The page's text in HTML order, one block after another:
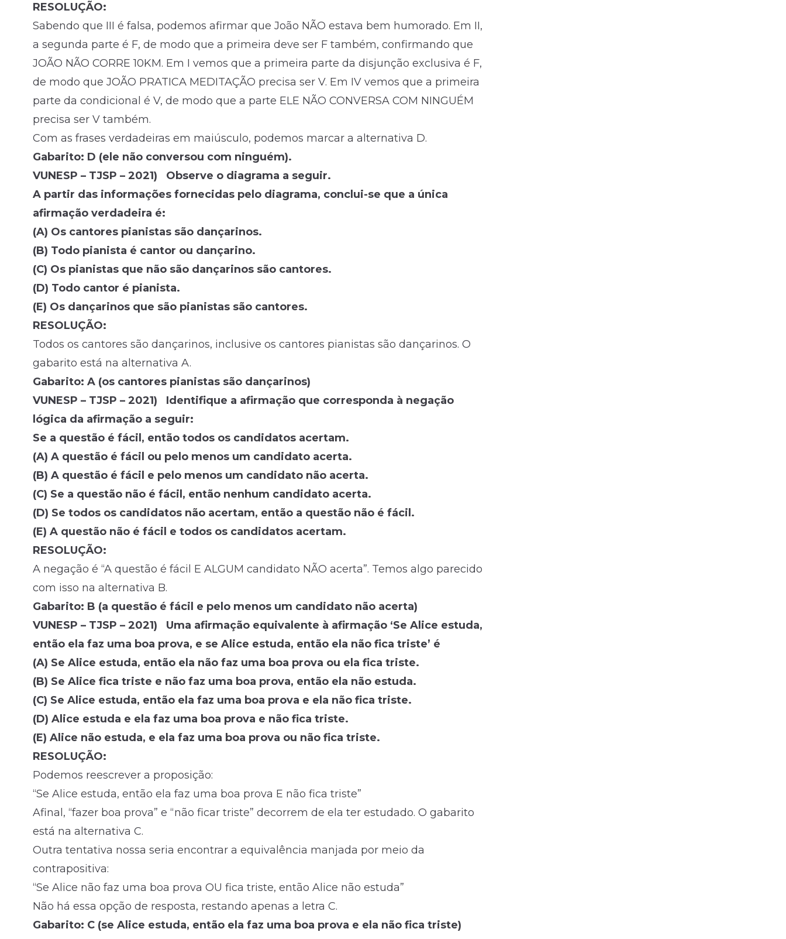
RESOLUÇÃO:
Sabendo que III é falsa, podemos afirmar que João NÃO estava bem humorado. Em II,
a segunda parte é F, de modo que a primeira deve ser F também, confirmando que
JOÃO NÃO CORRE 10KM. Em I vemos que a primeira parte da disjunção exclusiva é F,
de modo que JOÃO PRATICA MEDITAÇÃO precisa ser V. Em IV vemos que a primeira
parte da condicional é V, de modo que a parte ELE NÃO CONVERSA COM NINGUÉM
precisa ser V também.
Com as frases verdadeiras em maiúsculo, podemos marcar a alternativa D.
Gabarito: D (ele não conversou com ninguém).
VUNESP – TJSP – 2021) Observe o diagrama a seguir.
A partir das informações fornecidas pelo diagrama, conclui-se que a única
afirmação verdadeira é:
(A) Os cantores pianistas são dançarinos.
(B) Todo pianista é cantor ou dançarino.
(C) Os pianistas que não são dançarinos são cantores.
(D) Todo cantor é pianista.
(E) Os dançarinos que são pianistas são cantores.
RESOLUÇÃO:
Todos os cantores são dançarinos, inclusive os cantores pianistas são dançarinos. O
gabarito está na alternativa A.
Gabarito: A (os cantores pianistas são dançarinos)
VUNESP – TJSP – 2021) Identifique a afirmação que corresponda à negação
lógica da afirmação a seguir:
Se a questão é fácil, então todos os candidatos acertam.
(A) A questão é fácil ou pelo menos um candidato acerta.
(B) A questão é fácil e pelo menos um candidato não acerta.
(C) Se a questão não é fácil, então nenhum candidato acerta.
(D) Se todos os candidatos não acertam, então a questão não é fácil.
(E) A questão não é fácil e todos os candidatos acertam.
RESOLUÇÃO:
A negação é “A questão é fácil E ALGUM candidato NÃO acerta”. Temos algo parecido
com isso na alternativa B.
Gabarito: B (a questão é fácil e pelo menos um candidato não acerta)
VUNESP – TJSP – 2021) Uma afirmação equivalente à afirmação ‘Se Alice estuda,
então ela faz uma boa prova, e se Alice estuda, então ela não fica triste’ é
(A) Se Alice estuda, então ela não faz uma boa prova ou ela fica triste.
(B) Se Alice fica triste e não faz uma boa prova, então ela não estuda.
(C) Se Alice estuda, então ela faz uma boa prova e ela não fica triste.
(D) Alice estuda e ela faz uma boa prova e não fica triste.
(E) Alice não estuda, e ela faz uma boa prova ou não fica triste.
RESOLUÇÃO:
Podemos reescrever a proposição:
“Se Alice estuda, então ela faz uma boa prova E não fica triste”
Afinal, “fazer boa prova” e “não ficar triste” decorrem de ela ter estudado. O gabarito
está na alternativa C.
Outra tentativa nossa seria encontrar a equivalência manjada por meio da
contrapositiva:
“Se Alice não faz uma boa prova OU fica triste, então Alice não estuda”
Não há essa opção de resposta, restando apenas a letra C.
Gabarito: C (se Alice estuda, então ela faz uma boa prova e ela não fica triste)